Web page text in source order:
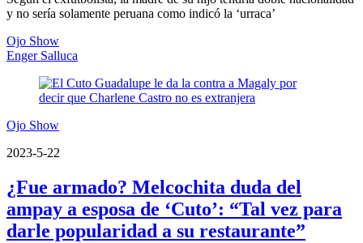
y no sería solamente peruana como indicó la ‘urraca’
Ojo Show
Enger Salluca
Ojo Show
2023-5-22
¿Fue armado? Melcochita duda del
ampay a esposa de ‘Cuto’: “Tal vez para
darle popularidad a su restaurante”